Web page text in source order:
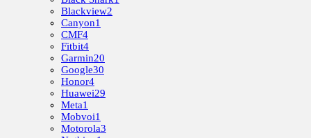
Blackview2
Canyon1
CMF4
Fitbit4
Garmin20
Google30
Honor4
Huawei29
Meta1
Mobvoi1
Motorola3